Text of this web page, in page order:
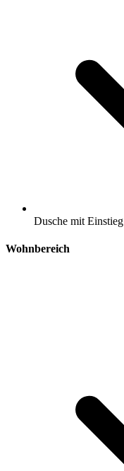
Dusche mit Einstieg
Wohnbereich